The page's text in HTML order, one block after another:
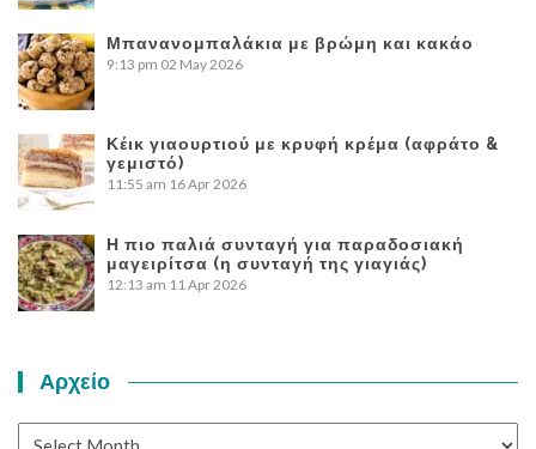
Μπανανομπαλάκια με βρώμη και κακάο
9:13 pm 02 May 2026
Κέικ γιαουρτιού με κρυφή κρέμα (αφράτο &
γεμιστό)
11:55 am 16 Apr 2026
Η πιο παλιά συνταγή για παραδοσιακή
μαγειρίτσα (η συνταγή της γιαγιάς)
12:13 am 11 Apr 2026
Αρχείο